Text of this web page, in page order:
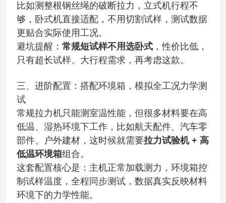
比如测整根钢丝绳的破断拉力，立式机行程不
够，卧式机直接适配，不用切割试样，测试数据
更贴合实际使用工况。
避坑提醒：常规短试样不用选卧式 ，性价比低，
只有超长试样、大行程需求，再考虑这款。
三、进阶配置：搭配环境箱，模拟全工况力学测
试
常规拉力机只能测室温性能，但很多材料要在高
低温、湿热环境下工作，比如航天配件、汽车零
部件、户外建材，这时候就需要拉力试验机 + 高
低温环境箱组合。
这套配置核心是：主机正常加载测力，环境箱控
制试样温度，全程同步测试，数据真实反映材料
环境下的力学性能。